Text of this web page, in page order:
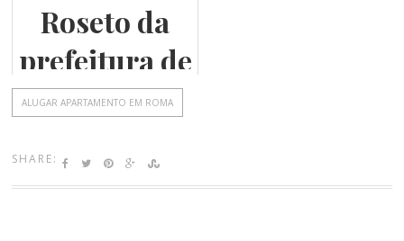
medievais
Roseto da
prefeitura de
Roma
ALUGAR APARTAMENTO EM ROMA
SHARE: